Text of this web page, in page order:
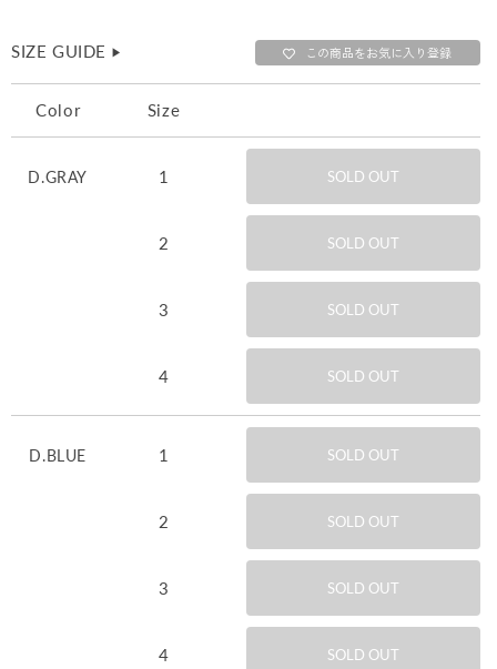
SIZE GUIDE ▶︎ この商品をお気に入り登録
Color Size
D.GRAY 1 SOLD OUT
2 SOLD OUT
3 SOLD OUT
4 SOLD OUT
D.BLUE 1 SOLD OUT
2 SOLD OUT
3 SOLD OUT
4 SOLD OUT